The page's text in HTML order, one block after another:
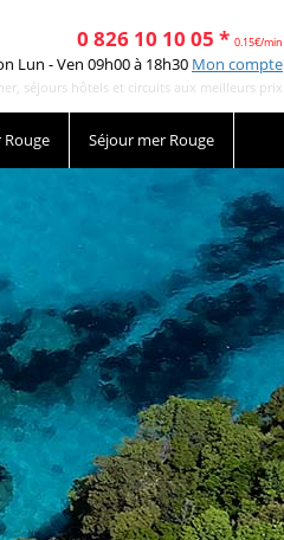
0 826 10 10 05 * 0.15€/min
Lun - Ven 09h00 à 18h30 Mon compte
séjours hôtels et circuits aux meilleurs prix
Séjour mer Rouge